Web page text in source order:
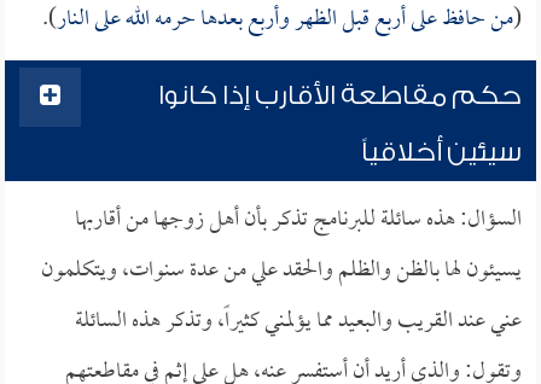
(من حافظ على أربع قبل الظهر وأربع بعدها حرمه الله على النار).
حكم مقاطعة الأقارب إذا كانوا
سيئين أخلاقياً
السؤال: هذه سائلة للبرنامج تذكر بأن أهل زوجها من أقاربها
يسيئون لها بالظن والظلم والحقد علي من عدة سنوات، ويتكلمون
عني عند القريب والبعيد مما يؤلمني كثيراً، وتذكر هذه السائلة
وتقول: والذي أريد أن أستفسر عنه، هل علي إثم في مقاطعتهم